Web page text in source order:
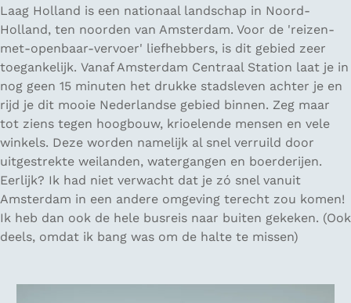
Laag Holland is een nationaal landschap in Noord-
Holland, ten noorden van Amsterdam. Voor de 'reizen-
met-openbaar-vervoer' liefhebbers, is dit gebied zeer
toegankelijk. Vanaf Amsterdam Centraal Station laat je in
nog geen 15 minuten het drukke stadsleven achter je en
rijd je dit mooie Nederlandse gebied binnen. Zeg maar
tot ziens tegen hoogbouw, krioelende mensen en vele
winkels. Deze worden namelijk al snel verruild door
uitgestrekte weilanden, watergangen en boerderijen.
Eerlijk? Ik had niet verwacht dat je zó snel vanuit
Amsterdam in een andere omgeving terecht zou komen!
Ik heb dan ook de hele busreis naar buiten gekeken. (Ook
deels, omdat ik bang was om de halte te missen)